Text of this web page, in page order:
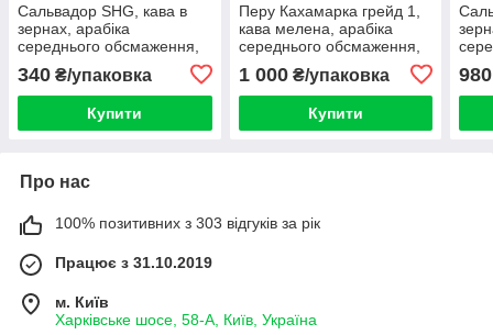
Сальвадор SHG, кава в
зернах, арабіка
середнього обсмаження,
зелене яблуко)
340 ₴/упаковка
Купити
Перу Кахамарка грейд 1,
кава мелена, арабіка
середнього обсмаження,
шоколад, червоне яблуко)
1 000₴/упаковка
Купити
980
Про нас
100% позитивних з 303 відгуків за рік
Працює з 31.10.2019
м. Київ
Харківське шосе, 58-А, Київ, Україна